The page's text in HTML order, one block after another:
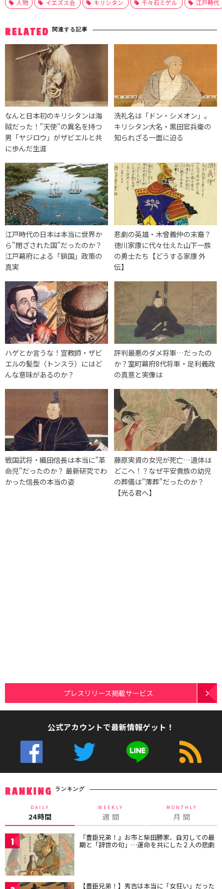
人物 イエズス会 キリシタン 千々石ミゲル 江戸時代
RELATED 関連する記事
なんと日本初のキリシタンは海
賊だった！”天使”の異名を持つ
男「ヤジロウ」がザビエルと共
に歩んだ生涯
洗礼名は「ドン・シメオン」。
キリシタン大名・黒田官兵衛の
知られざる一面に迫る
江戸時代の日本は本当に世界か
ら”閉ざされた国”だったのか？
江戸幕府による「鎖国」政策の
真実
悲劇の英雄・木曾義仲の末裔？
徳川家康に代々仕えた山下一族
の勇士たち【どうする家康 外
伝】
ハゲとか言うな！宣教師・ザビ
エルの髪型（トンスラ）にはど
んな意味があるのか？
評判最悪のダメ将軍…だったの
か？室町幕府8代将軍・足利義政
の真意と実像は
戦国武将・織田信長は本当に”革
命児”だったのか？ 最新研究でわ
かった信長の本当の姿
藤原実資の女児が死亡…遺体は
どこへ！？なぜ平安貴族の幼児
の葬儀は”薄葬”だったのか？
【光る君へ】
プレスリリース掲載サービス
公式アカウントで最新情報ゲット！
RANKING ランキング
DAILY
24時間
WEEKLY
週 間
MONTHLY
月 間
1 『豊臣兄弟！』お市と柴田勝家、自刃しての最
期と「辞世の句」…運命を共にした２人の悲劇
【豊臣兄弟！】秀吉は本当に「女狂い」だった